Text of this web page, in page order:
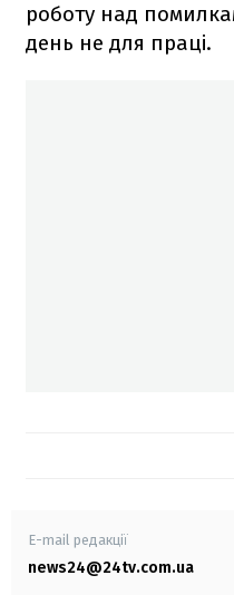
роботу над
день не для праці.
E-mail редакції
news24@24tv.com.ua